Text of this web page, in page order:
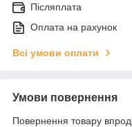
Післяплата
Оплата на рахунок
Всі умови оплати
Умови повернення
Повернення товару